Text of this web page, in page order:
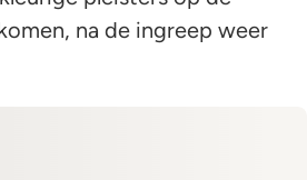
na de ingreep weer